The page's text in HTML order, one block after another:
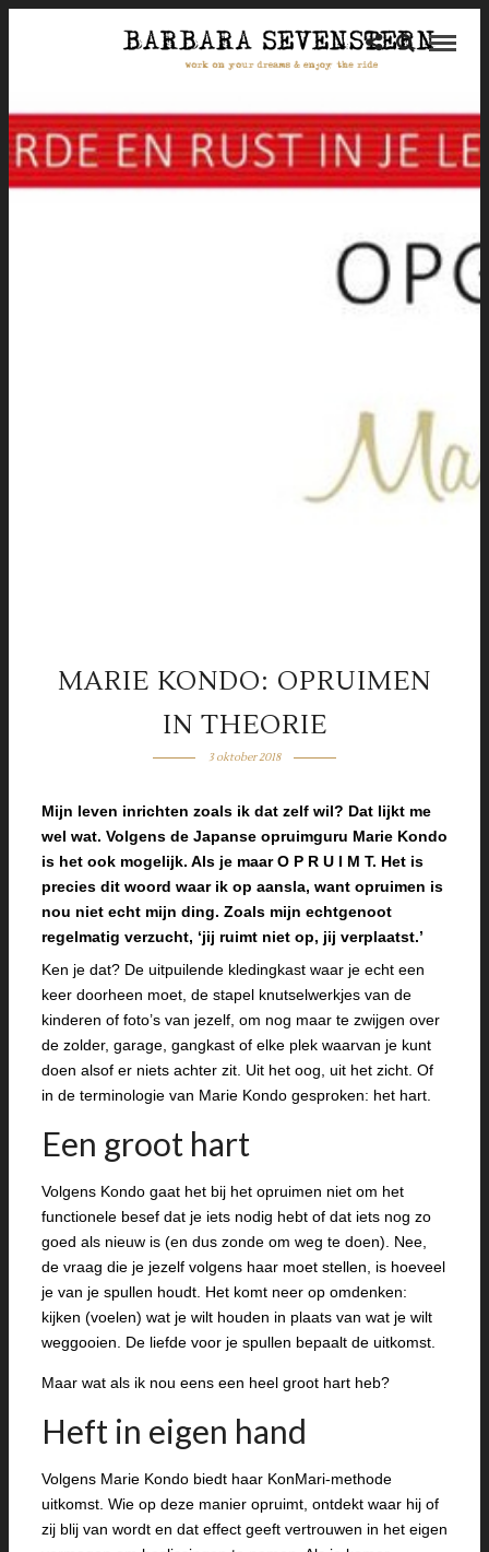
MARIE KONDO: OPRUIMEN
IN THEORIE
3 oktober 2018
Mijn leven inrichten zoals ik dat zelf wil? Dat lijkt me
wel wat. Volgens de Japanse opruimguru Marie Kondo
is het ook mogelijk. Als je maar O P R U I M T. Het is
precies dit woord waar ik op aansla, want opruimen is
nou niet echt mijn ding. Zoals mijn echtgenoot
regelmatig verzucht, ‘jij ruimt niet op, jij verplaatst.’
Ken je dat? De uitpuilende kledingkast waar je echt een
keer doorheen moet, de stapel knutselwerkjes van de
kinderen of foto’s van jezelf, om nog maar te zwijgen over
de zolder, garage, gangkast of elke plek waarvan je kunt
doen alsof er niets achter zit. Uit het oog, uit het zicht. Of
in de terminologie van Marie Kondo gesproken: het hart.
Een groot hart
Volgens Kondo gaat het bij het opruimen niet om het
functionele besef dat je iets nodig hebt of dat iets nog zo
goed als nieuw is (en dus zonde om weg te doen). Nee,
de vraag die je jezelf volgens haar moet stellen, is hoeveel
je van je spullen houdt. Het komt neer op omdenken:
kijken (voelen) wat je wilt houden in plaats van wat je wilt
weggooien. De liefde voor je spullen bepaalt de uitkomst.
Maar wat als ik nou eens een heel groot hart heb?
Heft in eigen hand
Volgens Marie Kondo biedt haar KonMari-methode
uitkomst. Wie op deze manier opruimt, ontdekt waar hij of
zij blij van wordt en dat effect geeft vertrouwen in het eigen